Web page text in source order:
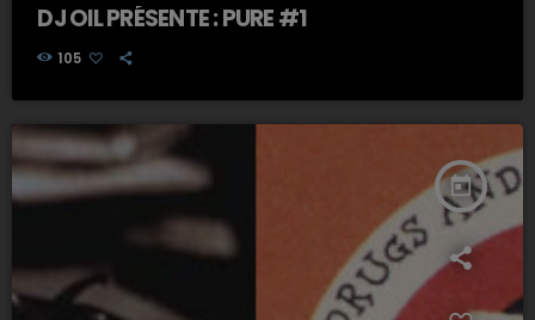
DJ OIL PRÉSENTE : PURE #1
105
today